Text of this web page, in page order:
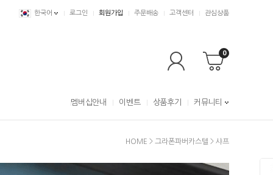
한국어 로그인 회원가입 주문배송 고객센터 관심상품
0
멤버십안내 이벤트 상품후기 커뮤니티
HOME > 그라폰파버카스텔 > 샤프